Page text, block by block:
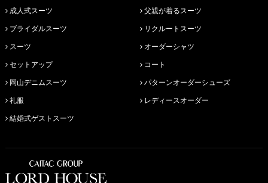
成人式スーツ
ブライダルスーツ
スーツ
セットアップ
岡山デニムスーツ
礼服
結婚式ゲストスーツ
父親が着るスーツ
リクルートスーツ
オーダーシャツ
コート
パターンオーダーシューズ
レディースオーダー